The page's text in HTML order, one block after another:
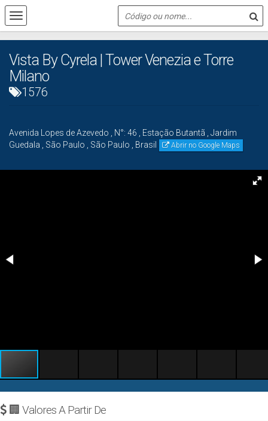
Vista By Cyrela | Tower Venezia e Torre
Milano
1576
Avenida Lopes de Azevedo N°: 46 Estação Butantã
Jardim
Guedala
São Paulo São Paulo Brasil Abrir no Google Maps
🏢 Valores A Partir De